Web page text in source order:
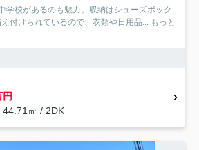
学校があるのも魅力。収納はシューズボック
付けられているので、衣類や日用品... もっと
44.71㎡ / 2DK